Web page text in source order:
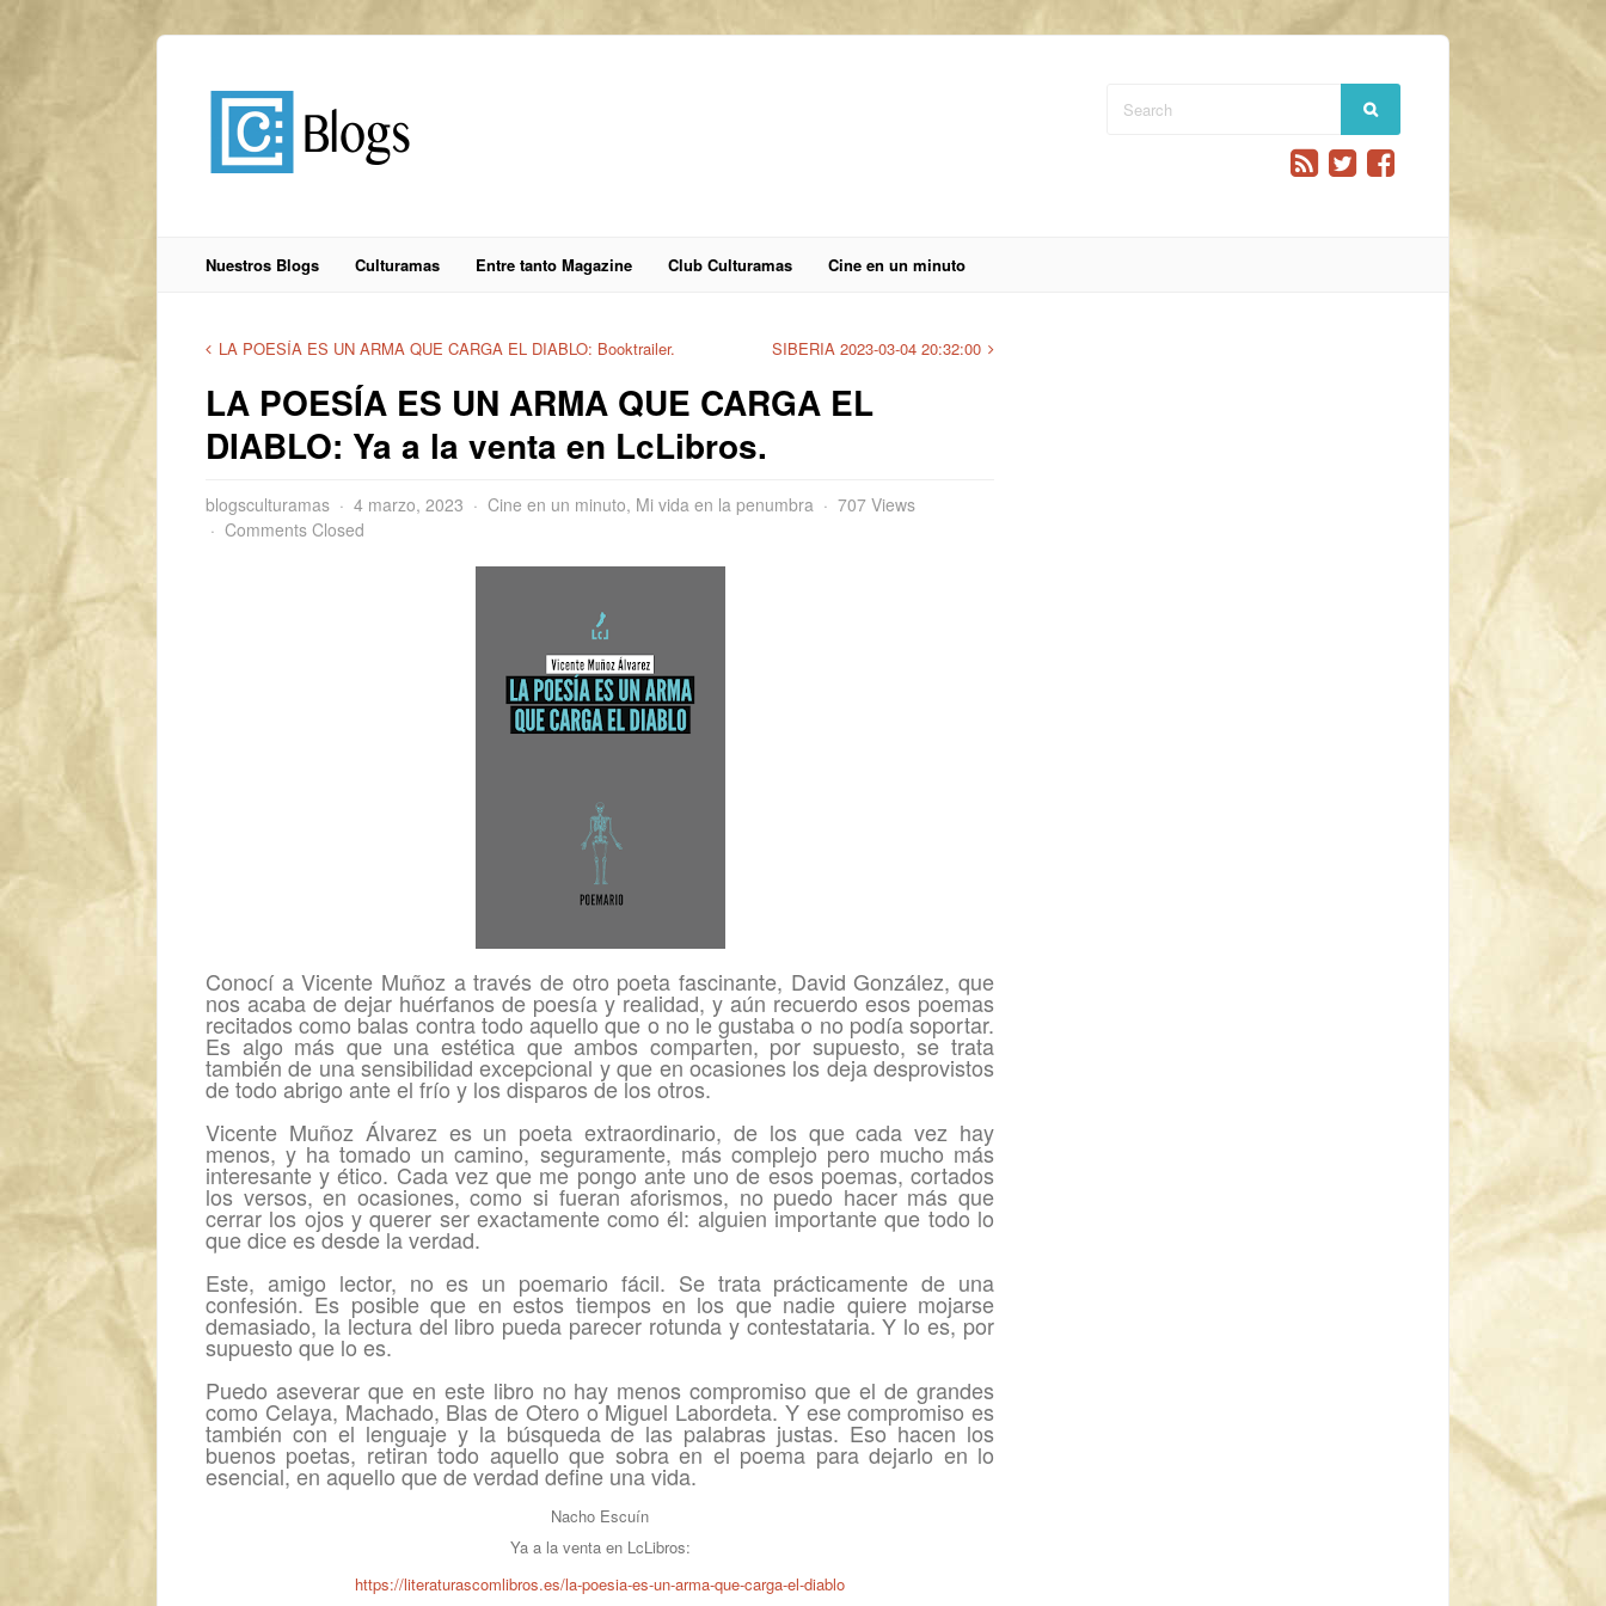
Nuestros Blogs Culturamas Entre tanto Magazine Club Culturamas Cine en un minuto
LA POESÍA ES UN ARMA QUE CARGA EL DIABLO: Booktrailer. SIBERIA 2023-03-04 20:32:00
LA POESÍA ES UN ARMA QUE CARGA EL
DIABLO: Ya a la venta en LcLibros.
blogsculturamas 4 marzo, 2023 Cine en un minuto, Mi vida en la penumbra
707 Views
Comments Closed
Conocí a Vicente Muñoz a través de otro poeta fascinante, David González, que
nos acaba de dejar huérfanos de poesía y realidad, y aún recuerdo esos poemas
recitados como balas contra todo aquello que o no le gustaba o no podía soportar.
Es algo más que una estética que ambos comparten, por supuesto, se trata
también de una sensibilidad excepcional y que en ocasiones los deja desprovistos
de todo abrigo ante el frío y los disparos de los otros.
Vicente Muñoz Álvarez es un poeta extraordinario, de los que cada vez hay
menos, y ha tomado un camino, seguramente, más complejo pero mucho más
interesante y ético. Cada vez que me pongo ante uno de esos poemas, cortados
los versos, en ocasiones, como si fueran aforismos, no puedo hacer más que
cerrar los ojos y querer ser exactamente como él: alguien importante que todo lo
que dice es desde la verdad.
Este, amigo lector, no es un poemario fácil. Se trata prácticamente de una
confesión. Es posible que en estos tiempos en los que nadie quiere mojarse
demasiado, la lectura del libro pueda parecer rotunda y contestataria. Y lo es, por
supuesto que lo es.
Puedo aseverar que en este libro no hay menos compromiso que el de grandes
como Celaya, Machado, Blas de Otero o Miguel Labordeta. Y ese compromiso es
también con el lenguaje y la búsqueda de las palabras justas. Eso hacen los
buenos poetas, retiran todo aquello que sobra en el poema para dejarlo en lo
esencial, en aquello que de verdad define una vida.
Nacho Escuín
Ya a la venta en LcLibros:
https://literaturascomlibros.es/la-poesia-es-un-arma-que-carga-el-diablo